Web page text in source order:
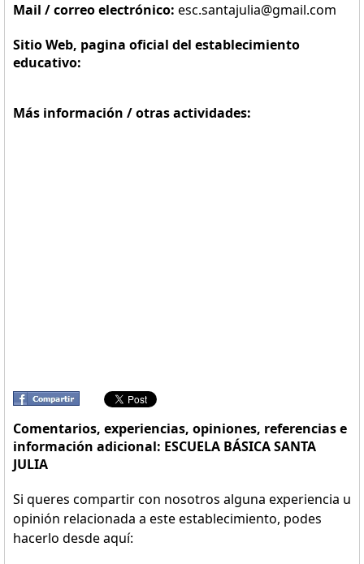
Mail / correo electrónico: esc.santajulia@gmail.com
Sitio Web, pagina oficial del establecimiento
educativo:
Más información / otras actividades:
Comentarios, experiencias, opiniones, referencias e
información adicional: ESCUELA BÁSICA SANTA
JULIA
Si queres compartir con nosotros alguna experiencia u
opinión relacionada a este establecimiento, podes
hacerlo desde aquí: